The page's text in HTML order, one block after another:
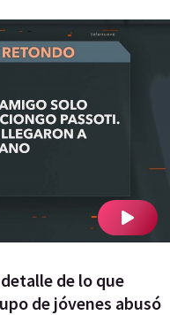
de lo que
de jóvenes abusó